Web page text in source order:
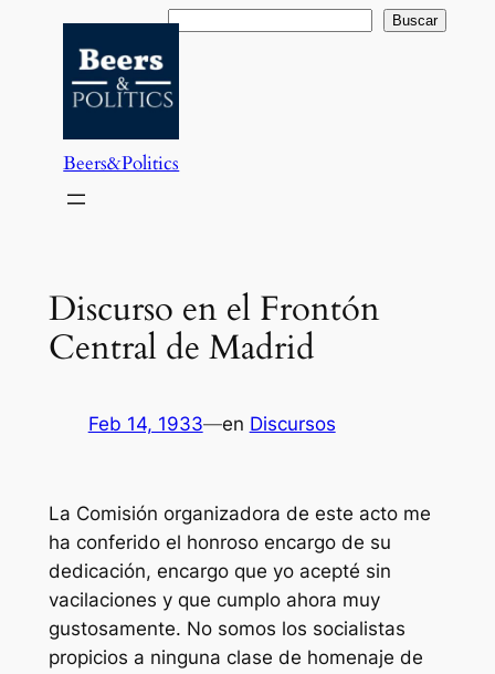
contenido
Buscar Buscar
Beers&Politics
Discurso en el Frontón
Central de Madrid
Feb 14, 1933—en Discursos
La Comisión organizadora de este acto me
ha conferido el honroso encargo de su
dedicación, encargo que yo acepté sin
vacilaciones y que cumplo ahora muy
gustosamente. No somos los socialistas
propicios a ninguna clase de homenaje de